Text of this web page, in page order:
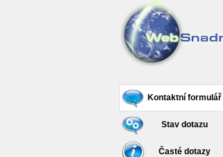
Kontaktní formulář
Stav dotazu
Časté dotazy